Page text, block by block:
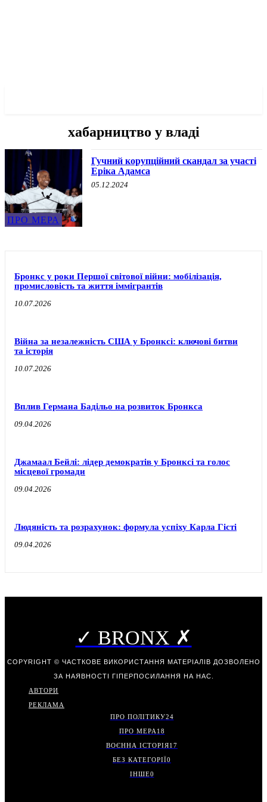
хабарництво у владі
ПРО МЕРА
Гучний корупційний скандал за участі
Еріка Адамса
05.12.2024
Бронкс у роки Першої світової війни: мобілізація,
промисловість та життя іммігрантів
10.07.2026
Війна за незалежність США у Бронксі: ключові битви
та історія
10.07.2026
Вплив Германа Бадільо на розвиток Бронкса
09.04.2026
Джамаал Бейлі: лідер демократів у Бронксі та голос
місцевої громади
09.04.2026
Людяність та розрахунок: формула успіху Карла Гісті
09.04.2026
✓ BRONX ✗
COPYRIGHT © ЧАСТКОВЕ ВИКОРИСТАННЯ МАТЕРІАЛІВ ДОЗВОЛЕНО
ЗА НАЯВНОСТІ ГІПЕРПОСИЛАННЯ НА НАС.
АВТОРИ
РЕКЛАМА
ПРО ПОЛІТИКУ24
ПРО МЕРА 18
ВОЄННА ІСТОРІЯ17
БЕЗ КАТЕГОРІЇ0
ІНШЕ0